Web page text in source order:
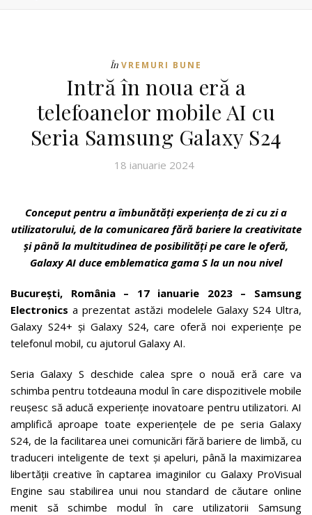
În VREMURI BUNE
Intră în noua eră a
telefoanelor mobile AI cu
Seria Samsung Galaxy S24
18 ianuarie 2024
Conceput pentru a îmbunătăți experiența de zi cu zi a
utilizatorului, de la comunicarea fără bariere la creativitate
și până la multitudinea de posibilități pe care le oferă,
Galaxy AI duce emblematica gama S la un nou nivel
București, România – 17 ianuarie 2023 – Samsung
Electronicsa prezentat astăzi modelele Galaxy S24 Ultra,
Galaxy S24+ și Galaxy S24, care oferă noi experiențe pe
telefonul mobil, cu ajutorul Galaxy AI.
Seria Galaxy S deschide calea spre o nouă eră care va
schimba pentru totdeauna modul în care dispozitivele mobile
reușesc să aducă experiențe inovatoare pentru utilizatori. AI
amplifică aproape toate experiențele de pe seria Galaxy
S24, de la facilitarea unei comunicări fără bariere de limbă, cu
traduceri inteligente de text și apeluri, până la maximizarea
libertății creative în captarea imaginilor cu Galaxy ProVisual
Engine sau stabilirea unui nou standard de căutare online
menit să schimbe modul în care utilizatorii Samsung